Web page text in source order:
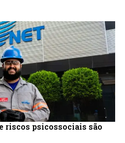
riscos psicossociais são